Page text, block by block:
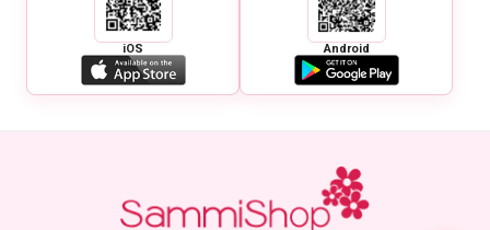
iOS Android